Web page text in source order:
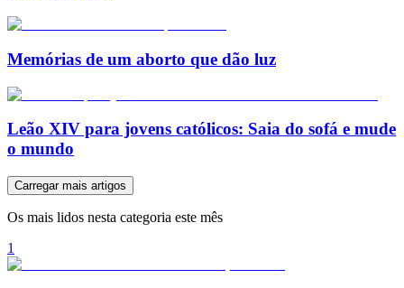
Memórias de um aborto que dão luz
Leão XIV para jovens católicos: Saia do sofá e mude
o mundo
Carregar mais artigos
Os mais lidos nesta categoria este mês
1